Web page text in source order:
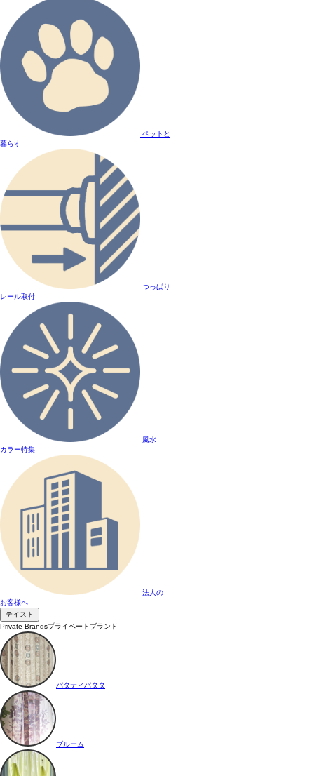
ペットと
暮らす
つっぱり
レール取付
風水
カラー特集
法人の
お客様へ
テイスト
Private Brandsプライベートブランド
パタティパタタ
ブルーム